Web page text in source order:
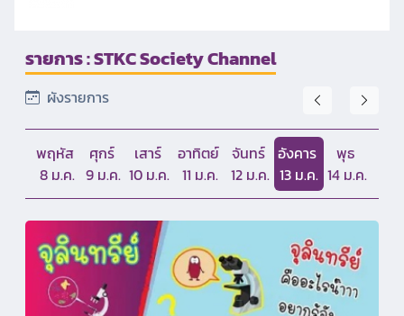
รายการ : STKC Society Channel
ผังรายการ
พฤหัส
8 ม.ค.
ศุกร์
9 ม.ค.
เสาร์
10 ม.ค.
อาทิตย์
11 ม.ค.
จันทร์
12 ม.ค.
อังคาร
13 ม.ค.
พุธ
14 ม.ค.